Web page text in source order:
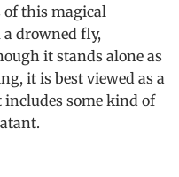
of this magical
drowned fly,
it stands alone as
it is best viewed as a
some kind of